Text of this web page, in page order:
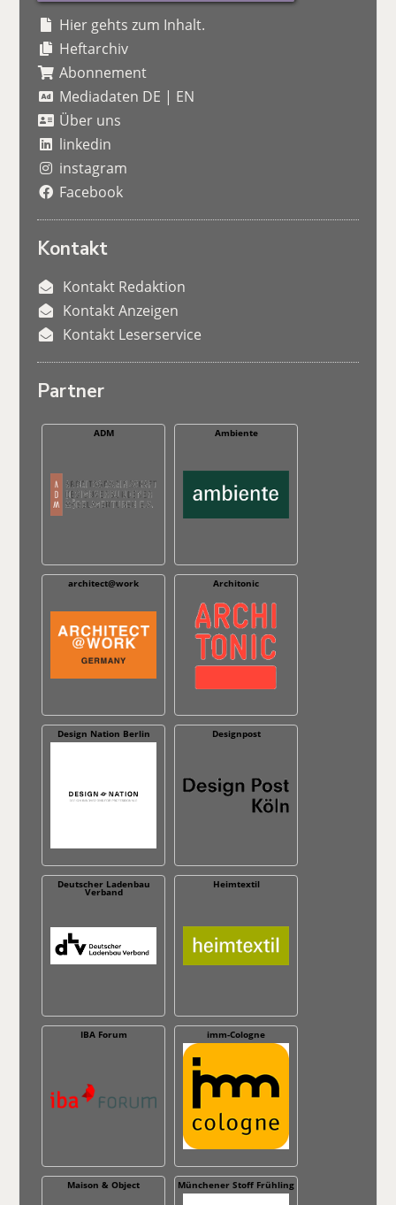
Hier gehts zum Inhalt.
Heftarchiv
Abonnement
Mediadaten DE | EN
Über uns
linkedin
instagram
Facebook
Kontakt
Kontakt Redaktion
Kontakt Anzeigen
Kontakt Leserservice
Partner
ADM Ambiente
architect@work Architonic
Design Nation Berlin Designpost
Deutscher Ladenbau
Verband
Heimtextil
IBA Forum imm-Cologne
Maison & Object Münchener Stoff Frühling